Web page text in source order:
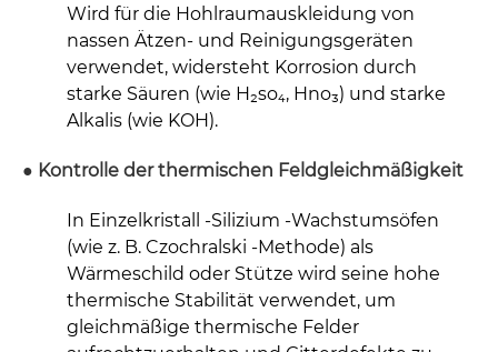
Wird für die Hohlraumauskleidung von
nassen Ätzen- und Reinigungsgeräten
verwendet, widersteht Korrosion durch
starke Säuren (wie H₂so₄, Hno₃) und starke
Alkalis (wie KOH).
● Kontrolle der thermischen Feldgleichmäßigkeit
In Einzelkristall -Silizium -Wachstumsöfen
(wie z. B. Czochralski -Methode) als
Wärmeschild oder Stütze wird seine hohe
thermische Stabilität verwendet, um
gleichmäßige thermische Felder